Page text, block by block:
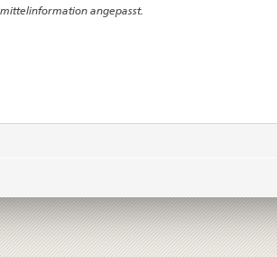
angepasst.